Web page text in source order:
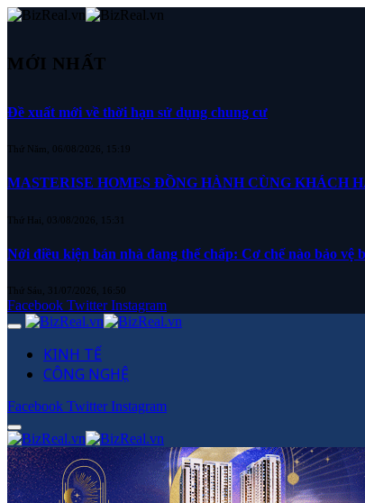
MỚI NHẤT
Đề xuất mới về thời hạn sử dụng chung cư
Thứ Năm, 06/08/2026, 15:19
MASTERISE HOMES ĐỒNG HÀNH CÙNG KHÁCH
Thứ Hai, 03/08/2026, 15:31
Nới điều kiện bán nhà đang thế chấp: Cơ chế nào bảo vệ
Thứ Sáu, 31/07/2026, 16:50
Facebook Twitter Instagram
KINH TẾ
CÔNG NGHỆ
Facebook Twitter Instagram